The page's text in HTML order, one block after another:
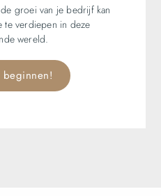
groei van je bedrijf kan
verdiepen in deze
wereld.
beginnen!